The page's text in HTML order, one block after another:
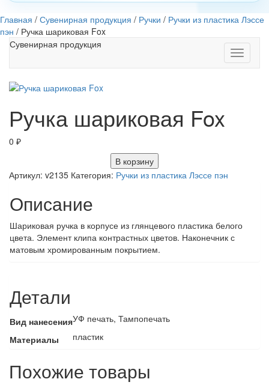
Главная / Сувенирная продукция / Ручки / Ручки из пластика Лэссе
пэн / Ручка шариковая Fox
Toggle
Сувенирная продукция
Ручка шариковая Fox
0 ₽
В корзину
Артикул: v2135 Категория: Ручки из пластика Лэссе пэн
Описание
Шариковая ручка в корпусе из глянцевого пластика белого
цвета. Элемент клипа контрастных цветов. Наконечник с
матовым хромированным покрытием.
Детали
Вид нанесенияУФ печать, Тампопечать
Материалы
пластик
Похожие товары